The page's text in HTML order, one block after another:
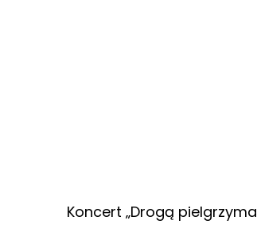
Koncert „Drogą